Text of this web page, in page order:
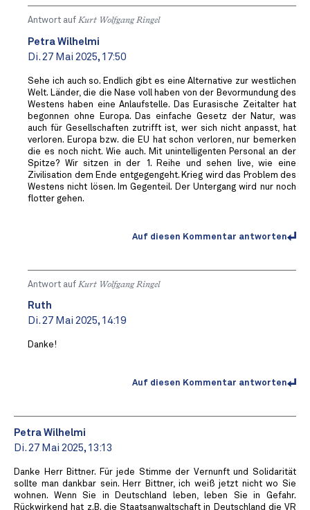
Antwort auf Kurt Wolfgang Ringel
Petra Wilhelmi
Di. 27 Mai 2025, 17:50
Sehe ich auch so. Endlich gibt es eine Alternative zur westlichen
Welt. Länder, die die Nase voll haben von der Bevormundung des
Westens haben eine Anlaufstelle. Das Eurasische Zeitalter hat
begonnen ohne Europa. Das einfache Gesetz der Natur, was
auch für Gesellschaften zutrifft ist, wer sich nicht anpasst, hat
verloren. Europa bzw. die EU hat schon verloren, nur bemerken
die es noch nicht. Wie auch. Mit unintelligenten Personal an der
Spitze? Wir sitzen in der 1. Reihe und sehen live, wie eine
Zivilisation dem Ende entgegengeht. Krieg wird das Problem des
Westens nicht lösen. Im Gegenteil. Der Untergang wird nur noch
flotter gehen.
Auf diesen Kommentar antworten
Antwort auf Kurt Wolfgang Ringel
Ruth
Di. 27 Mai 2025, 14:19
Danke!
Auf diesen Kommentar antworten
Petra Wilhelmi
Di. 27 Mai 2025, 13:13
Danke Herr Bittner. Für jede Stimme der Vernunft und Solidarität
sollte man dankbar sein. Herr Bittner, ich weiß jetzt nicht wo Sie
wohnen. Wenn Sie in Deutschland leben, leben Sie in Gefahr.
Rückwirkend hat z.B. die Staatsanwaltschaft in Deutschland die VR